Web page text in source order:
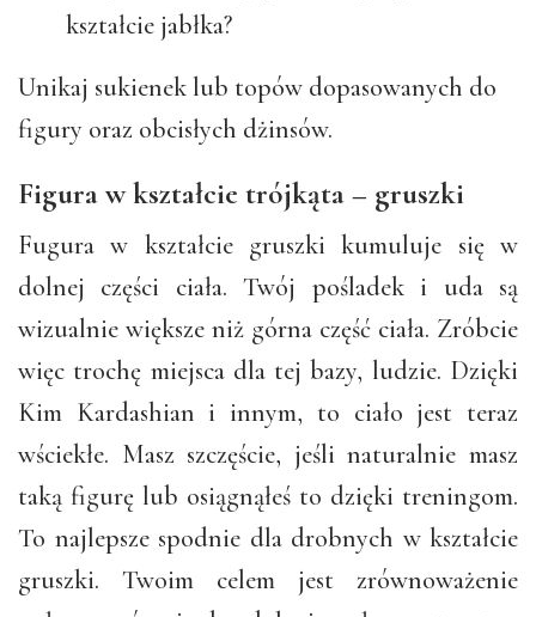
kształcie jabłka?
Unikaj sukienek lub topów dopasowanych do
figury oraz obcisłych dżinsów.
Figura w kształcie trójkąta – gruszki
Fugura w kształcie gruszki kumuluje się w
dolnej części ciała. Twój pośladek i uda są
wizualnie większe niż górna część ciała. Zróbcie
więc trochę miejsca dla tej bazy, ludzie. Dzięki
Kim Kardashian i innym, to ciało jest teraz
wściekłe. Masz szczęście, jeśli naturalnie masz
taką figurę lub osiągnąłeś to dzięki treningom.
To najlepsze spodnie dla drobnych w kształcie
gruszki. Twoim celem jest zrównoważenie